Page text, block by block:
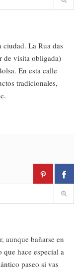
ciudad. La Rua das
de visita obligada)
En esta calle
tradicionales,
aunque bañarse en
hace especial a
paseo si vas